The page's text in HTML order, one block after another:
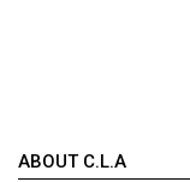
ABOUT C.L.A